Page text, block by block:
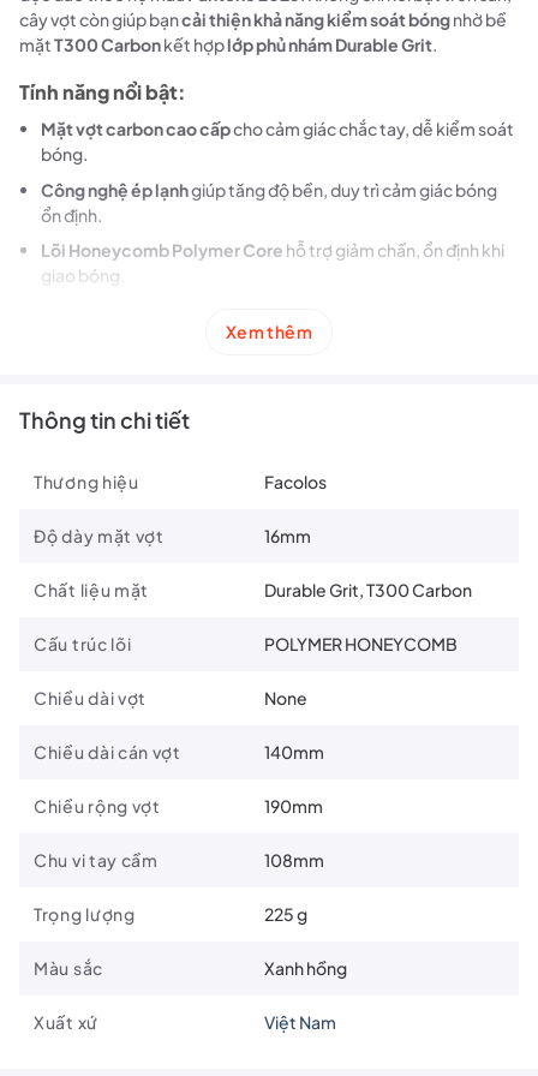
cây vợt còn giúp bạncải thiện khả năng kiểm soát bóngnhờ bề
mặtT300 Carbonkết hợplớp phủ nhám Durable Grit.
Tính năng nổi bật:
Mặt vợt carbon cao cấpcho cảm giác chắc tay, dễ kiểm soát
bóng.
Công nghệ ép lạnhgiúp tăng độ bền, duy trì cảm giác bóng
ổn định.
Lõi Honeycomb Polymer Core hỗ trợ giảm chấn, ổn định khi
giao bóng.
Thông số kỹ thuật:
Xem thêm
Thông tin chi tiết
Thương hiệu Facolos
Độ dày mặt vợt 16mm
Chất liệu mặt Durable Grit, T300 Carbon
Cấu trúc lõi POLYMER HONEYCOMB
Chiều dài vợt None
Chiều dài cán vợt 140mm
Chiều rộng vợt 190mm
Chu vi tay cầm 108mm
Trọng lượng 225 g
Màu sắc Xanh hồng
Xuất xứ Việt Nam